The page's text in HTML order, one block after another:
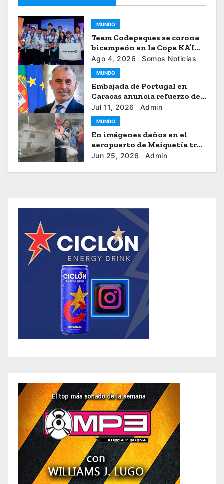
MUNDO
Team Codepeques se corona
bicampeón en la Copa KA’I
2026
Ago 4, 2026 Somos Noticias
MUNDO
Embajada de Portugal en
Caracas anuncia refuerzo de
ayuda humanitaria
Jul 11, 2026 Admin
MUNDO
En imágenes daños en el
aeropuerto de Maiquetía tras
los sismos
Jun 25, 2026 Admin